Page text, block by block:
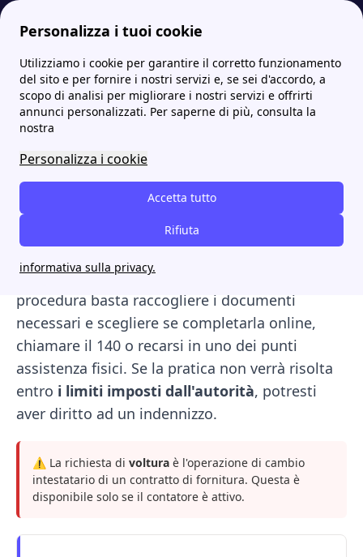
Personalizza i tuoi cookie
Utilizziamo i cookie per garantire il corretto funzionamento
del sito e per fornire i nostri servizi e, se sei d'accordo, a
scopo di analisi per migliorare i nostri servizi e offrirti
annunci personalizzati. Per saperne di più, consulta la
nostra
Personalizza i cookie
Accetta tutto
Rifiuta
informativa sulla privacy.
Papernest.it MoreEnel La voltura luce e gas con Enel: documenti, costi, tempi e contatti
La voltura luce e gas con
Enel: documenti, costi,
tempi e contatti
Con
della
bolletta è un processo semplice e, solo se
diventa del tutto gratuita. Per avviare la
procedura basta raccogliere i documenti
necessari e scegliere se completarla online,
chiamare il 140 o recarsi in uno dei punti
assistenza fisici. Se la pratica non verrà risolta
entro i limiti imposti dall'autorità, potresti
aver diritto ad un indennizzo.
⚠️ La richiesta di voltura è l'operazione di cambio
intestatario di un contratto di fornitura. Questa è
disponibile solo se il contatore è attivo.
Se non scegli una data, il calcolo parte automaticamente da